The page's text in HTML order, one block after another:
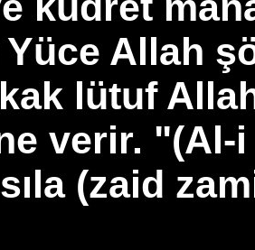
Allah
lütuf
verir. "(Al-i
(zaid